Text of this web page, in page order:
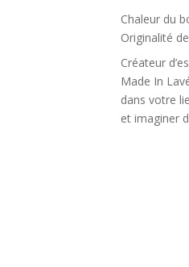
Chaleur du
Originalité
Créateur
Made In
dans votre
et imaginer